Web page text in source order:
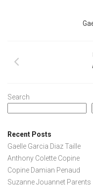
Search
Recent Posts
Gaelle Garcia Diaz Taille
Anthony Colette Copine
Copine Damian Penaud
Suzanne Jouannet Parents